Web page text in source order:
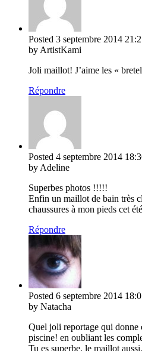
Posted 3 septembre 2014
by ArtistKami
Joli maillot! J’aime les «
Répondre
Posted 4 septembre 2014
by Adeline
Superbes photos !!!!!
Enfin un maillot de bain très
chaussures à mon pieds cet
Répondre
Posted 6 septembre 2014
by Natacha
Quel joli reportage qui donne
piscine! en oubliant les
Tu es superbe, le maillot